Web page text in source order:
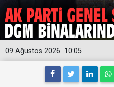
10:05
09 Ağustos 2026